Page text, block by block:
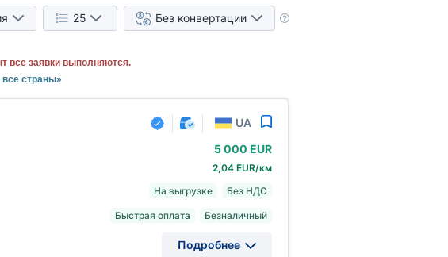
25 Без конвертации
все заявки выполняются.
страны»
UA
5 000 EUR
2,04 EUR/км
На выгрузке
Без НДС
Быстрая оплата Безналичный
Подробнее